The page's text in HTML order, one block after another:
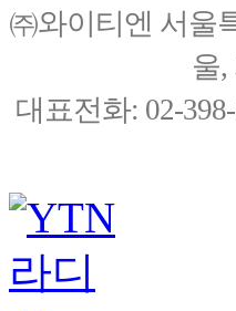
㈜와이티엔 서울
울,
대표전화: 02-